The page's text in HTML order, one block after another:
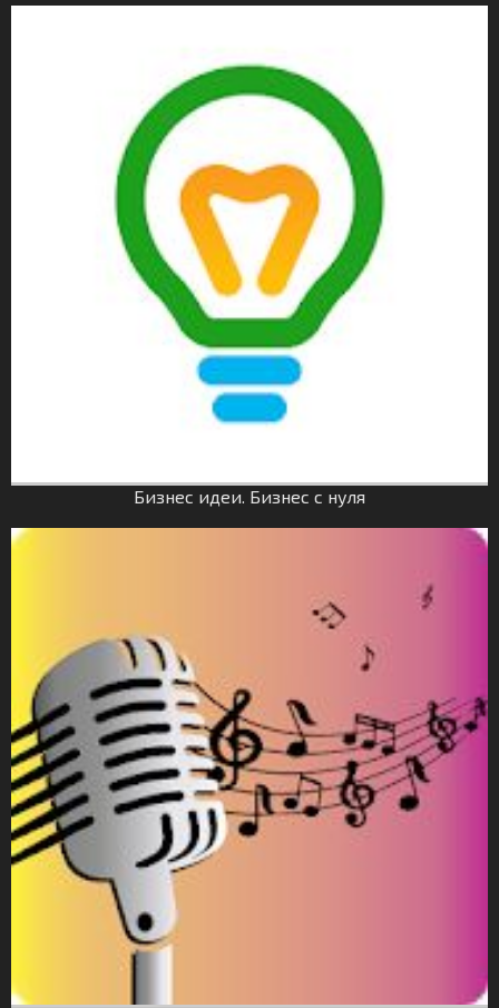
Бизнес идеи. Бизнес с нуля